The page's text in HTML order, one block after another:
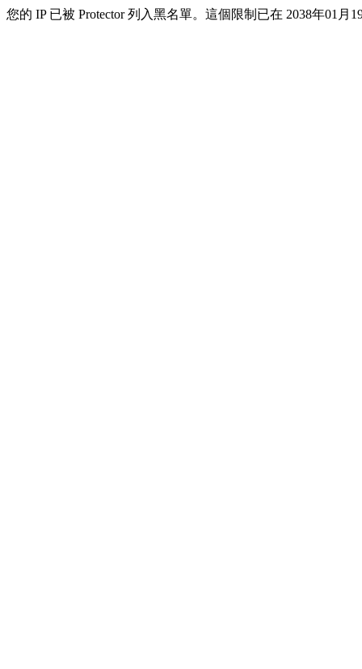
您的 IP 已被 Protector 列入黑名單。這個限制已在 2038年01月